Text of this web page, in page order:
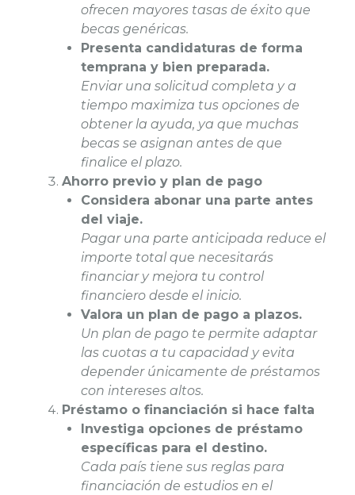
ofrecen mayores tasas de éxito que
becas genéricas.
Presenta candidaturas de forma
temprana y bien preparada.
Enviar una solicitud completa y a
tiempo maximiza tus opciones de
obtener la ayuda, ya que muchas
becas se asignan antes de que
finalice el plazo.
Ahorro previo y plan de pago
Considera abonar una parte antes
del viaje.
Pagar una parte anticipada reduce el
importe total que necesitarás
financiar y mejora tu control
financiero desde el inicio.
Valora un plan de pago a plazos.
Un plan de pago te permite adaptar
las cuotas a tu capacidad y evita
depender únicamente de préstamos
con intereses altos.
Préstamo o financiación si hace falta
Investiga opciones de préstamo
específicas para el destino.
Cada país tiene sus reglas para
financiación de estudios en el